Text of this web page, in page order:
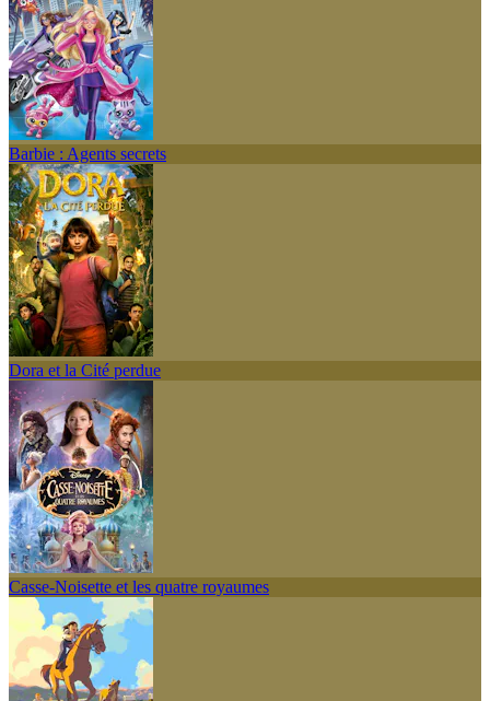
Barbie : Agents secrets
Dora et la Cité perdue
Casse-Noisette et les quatre royaumes